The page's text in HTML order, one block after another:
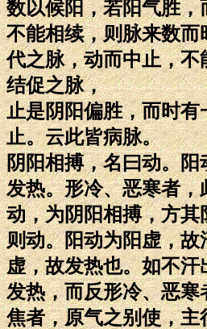
数以候阳，若阳气胜，
不能相续，则脉来数而
代之脉，动而中止，不
结促之脉，
止是阴阳偏胜，而时有
止。云此皆病脉。
阴阳相搏，名曰动。阳
发热。形冷、恶寒者，
动，为阴阳相搏，方其
则动。阳动为阳虚，故
虚，故发热也。如不汗
发热，而反形冷、恶寒
焦者，原气之别使，主